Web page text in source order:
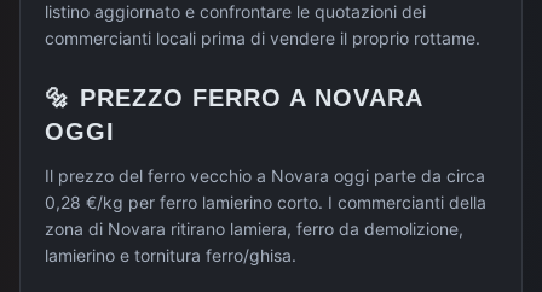
listino aggiornato e confrontare le quotazioni dei
commercianti locali prima di vendere il proprio rottame.
🔩 PREZZO FERRO A NOVARA
OGGI
Il prezzo del ferro vecchio a Novara oggi parte da circa
0,28 €/kg per ferro lamierino corto. I commercianti della
zona di Novara ritirano lamiera, ferro da demolizione,
lamierino e tornitura ferro/ghisa.